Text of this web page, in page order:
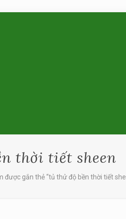
thời tiết sheen
được gắn thẻ “tủ thử độ bền thời tiết